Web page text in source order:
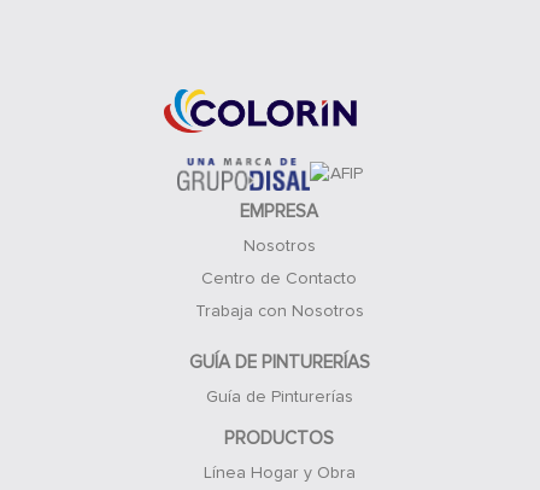
EMPRESA
Nosotros
Centro de Contacto
Trabaja con Nosotros
GUÍA DE PINTURERÍAS
Guía de Pinturerías
PRODUCTOS
Línea Hogar y Obra